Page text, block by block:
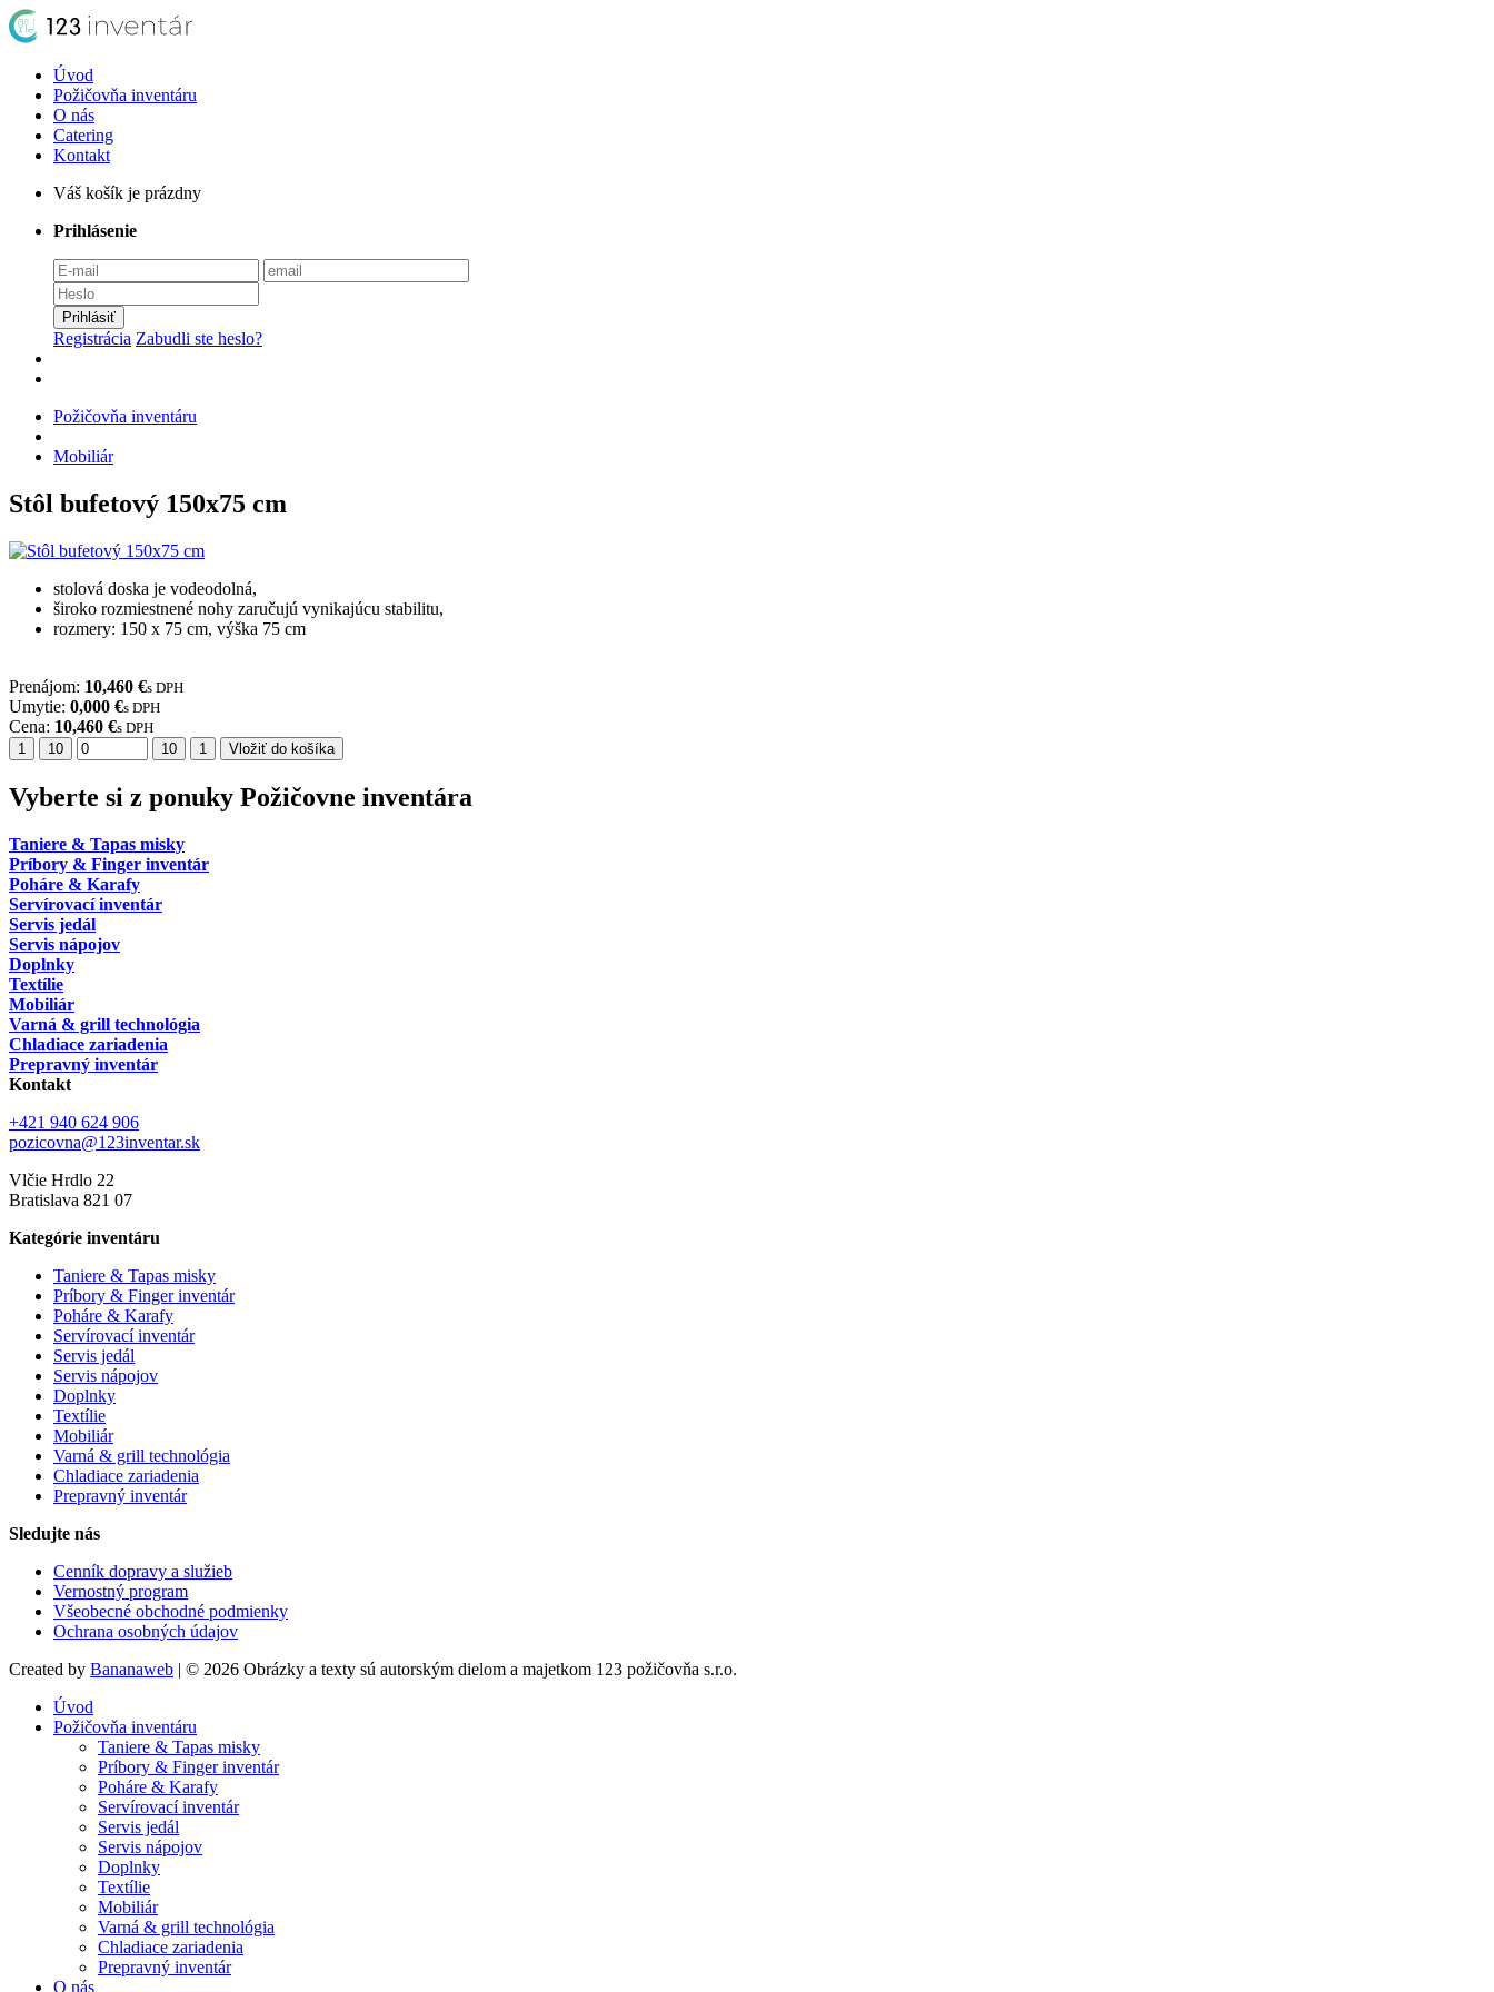
Úvod
Požičovňa inventáru
O nás
Catering
Kontakt
Váš košík je prázdny
Prihlásenie
Prihlásiť
Registrácia Zabudli ste heslo?
Požičovňa inventáru
Mobiliár
Stôl bufetový 150x75 cm
stolová doska je vodeodolná,
široko rozmiestnené nohy zaručujú vynikajúcu stabilitu,
rozmery: 150 x 75 cm, výška 75 cm
Prenájom: 10,460 €s DPH
Umytie: 0,000 €s DPH
Cena: 10,460 €s DPH
Vložiť do košíka
Vyberte si z ponuky Požičovne inventára
Taniere & Tapas misky
Príbory & Finger inventár
Poháre & Karafy
Servírovací inventár
Servis jedál
Servis nápojov
Doplnky
Textílie
Mobiliár
Varná & grill technológia
Chladiace zariadenia
Prepravný inventár
Kontakt
+421 940 624 906
pozicovna@123inventar.sk
Vlčie Hrdlo 22
Bratislava 821 07
Kategórie inventáru
Taniere & Tapas misky
Príbory & Finger inventár
Poháre & Karafy
Servírovací inventár
Servis jedál
Servis nápojov
Doplnky
Textílie
Mobiliár
Varná & grill technológia
Chladiace zariadenia
Prepravný inventár
Sledujte nás
Cenník dopravy a služieb
Vernostný program
Všeobecné obchodné podmienky
Ochrana osobných údajov
Created by Bananaweb | © 2026 Obrázky a texty sú autorským dielom a majetkom 123 požičovňa s.r.o.
Úvod
Požičovňa inventáru
Taniere & Tapas misky
Príbory & Finger inventár
Poháre & Karafy
Servírovací inventár
Servis jedál
Servis nápojov
Doplnky
Textílie
Mobiliár
Varná & grill technológia
Chladiace zariadenia
Prepravný inventár
O nás